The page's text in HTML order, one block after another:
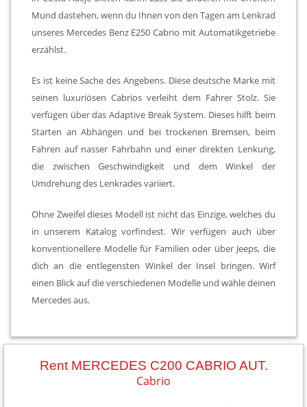
Mund dastehen, wenn du Ihnen von den Tagen am Lenkrad
unseres Mercedes Benz E250 Cabrio mit Automatikgetriebe
erzählst.
Es ist keine Sache des Angebens. Diese deutsche Marke mit
seinen luxuriösen Cabrios verleiht dem Fahrer Stolz. Sie
verfügen über das Adaptive Break System. Dieses hilft beim
Starten an Abhängen und bei trockenen Bremsen, beim
Fahren auf nasser Fahrbahn und einer direkten Lenkung,
die zwischen Geschwindigkeit und dem Winkel der
Umdrehung des Lenkrades variiert.
Ohne Zweifel dieses Modell ist nicht das Einzige, welches du
in unserem Katalog vorfindest. Wir verfügen auch über
konventionellere Modelle für Familien oder über Jeeps, die
dich an die entlegensten Winkel der Insel bringen. Wirf
einen Blick auf die verschiedenen Modelle und wähle deinen
Mercedes aus.
Rent MERCEDES C200 CABRIO AUT.
Cabrio